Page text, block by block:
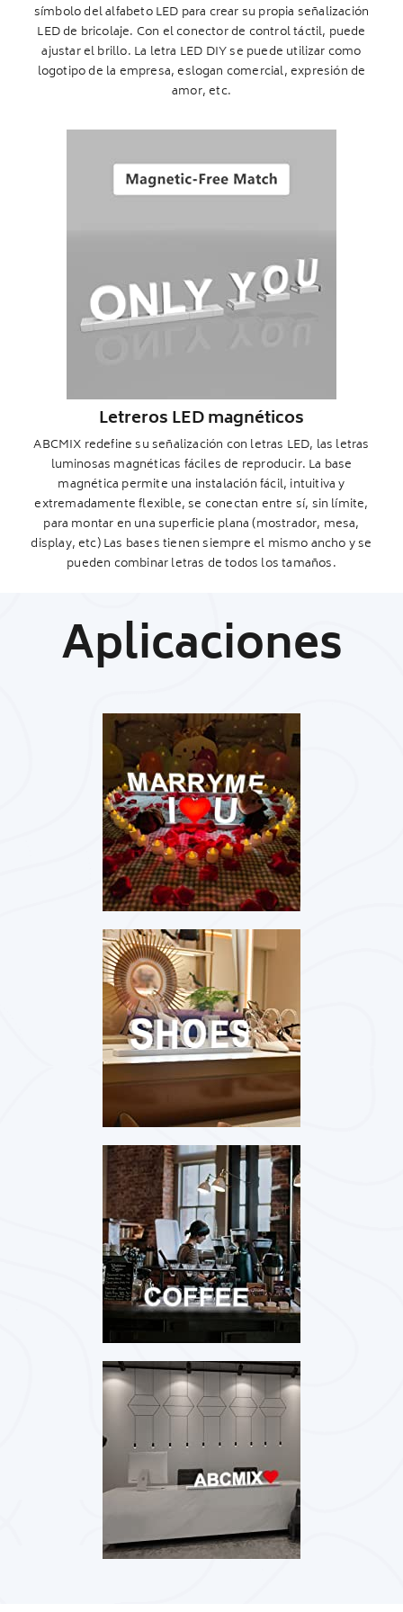
símbolo del alfabeto LED para crear su propia señalización
LED de bricolaje. Con el conector de control táctil, puede
ajustar el brillo. La letra LED DIY se puede utilizar como
logotipo de la empresa, eslogan comercial, expresión de
amor, etc.
Letreros LED magnéticos
ABCMIX redefine su señalización con letras LED, las letras
luminosas magnéticas fáciles de reproducir. La base
magnética permite una instalación fácil, intuitiva y
extremadamente flexible, se conectan entre sí, sin límite,
para montar en una superficie plana (mostrador, mesa,
display, etc) Las bases tienen siempre el mismo ancho y se
pueden combinar letras de todos los tamaños.
Aplicaciones